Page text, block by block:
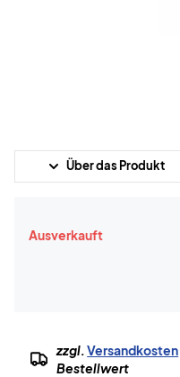
Über das Produkt
Ausverkauft
zzgl.Versandkosten
Bestellwert